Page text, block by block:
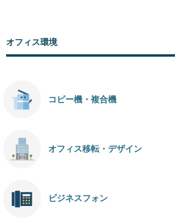
オフィス環境
コピー機・複合機
オフィス移転・デザイン
ビジネスフォン